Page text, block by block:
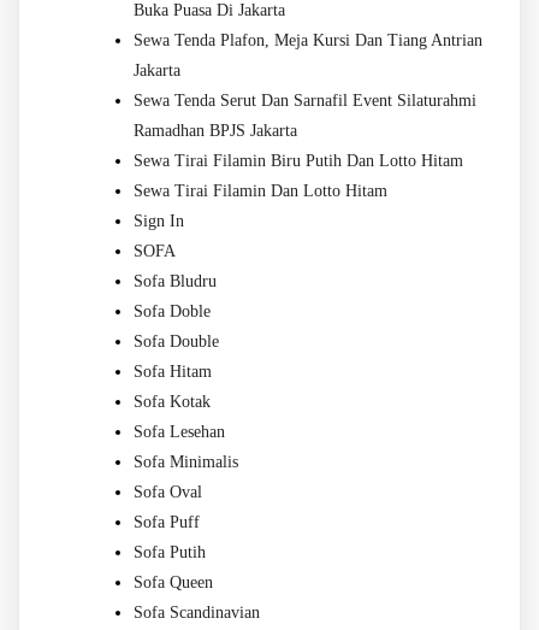
Buka Puasa Di Jakarta
Sewa Tenda Plafon, Meja Kursi Dan Tiang Antrian
Jakarta
Sewa Tenda Serut Dan Sarnafil Event Silaturahmi
Ramadhan BPJS Jakarta
Sewa Tirai Filamin Biru Putih Dan Lotto Hitam
Sewa Tirai Filamin Dan Lotto Hitam
Sign In
SOFA
Sofa Bludru
Sofa Doble
Sofa Double
Sofa Hitam
Sofa Kotak
Sofa Lesehan
Sofa Minimalis
Sofa Oval
Sofa Puff
Sofa Putih
Sofa Queen
Sofa Scandinavian